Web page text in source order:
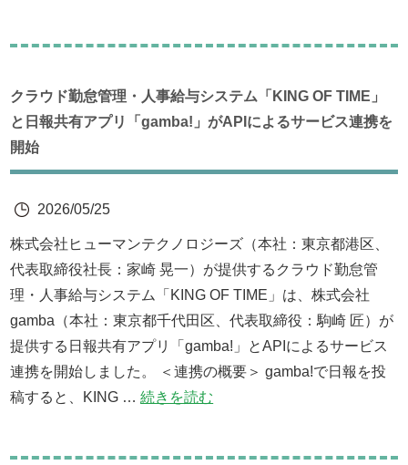
クラウド勤怠管理・人事給与システム「KING OF TIME」
と日報共有アプリ「gamba!」がAPIによるサービス連携を
開始
2026/05/25
株式会社ヒューマンテクノロジーズ（本社：東京都港区、
代表取締役社長：家崎 晃一）が提供するクラウド勤怠管
理・人事給与システム「KING OF TIME」は、株式会社
gamba（本社：東京都千代田区、代表取締役：駒崎 匠）が
提供する日報共有アプリ「gamba!」とAPIによるサービス
連携を開始しました。 ＜連携の概要＞ gamba!で日報を投
稿すると、KING …続きを読む